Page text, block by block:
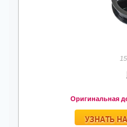
Оригинальная
УЗНАТЬ